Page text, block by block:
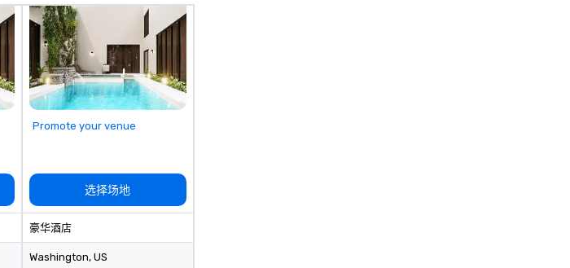
Promote your venue
选择场地
豪华酒店
Washington, US